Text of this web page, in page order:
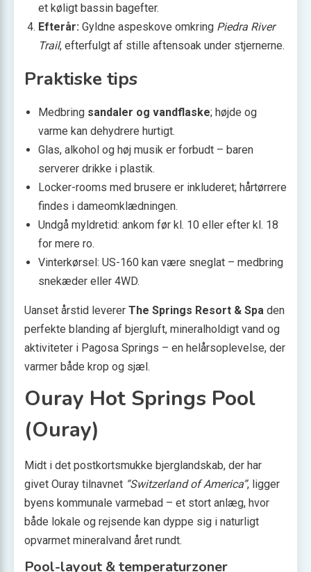
et køligt bassin bagefter.
Efterår: Gyldne aspeskove omkring Piedra River
Trail, efterfulgt af stille aftensoak under stjernerne.
Praktiske tips
Medbring sandaler og vandflaske; højde og
varme kan dehydrere hurtigt.
Glas, alkohol og høj musik er forbudt – baren
serverer drikke i plastik.
Locker-rooms med brusere er inkluderet; hårtørrere
findes i dameomklædningen.
Undgå myldretid: ankom før kl. 10 eller efter kl. 18
for mere ro.
Vinterkørsel: US-160 kan være sneglat – medbring
snekæder eller 4WD.
Uanset årstid leverer The Springs Resort & Spa den
perfekte blanding af bjergluft, mineralholdigt vand og
aktiviteter i Pagosa Springs – en helårsoplevelse, der
varmer både krop og sjæl.
Ouray Hot Springs Pool
(Ouray)
Midt i det postkortsmukke bjerglandskab, der har
givet Ouray tilnavnet “Switzerland of America”, ligger
byens kommunale varmebad – et stort anlæg, hvor
både lokale og rejsende kan dyppe sig i naturligt
opvarmet mineralvand året rundt.
Pool-layout & temperaturzoner